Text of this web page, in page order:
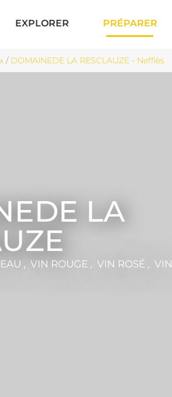
EXPLORER PRÉPARER
/ DOMAINEDE LA RESCLAUZE - Neffiès
LA
, VIN ROUGE , VIN ROSÉ , VIN